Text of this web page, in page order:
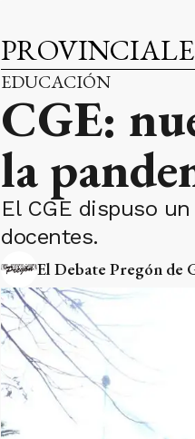
EDUCACIÓN
CGE:
la
El CGE dispuso
docentes.
El Debate Pregón de